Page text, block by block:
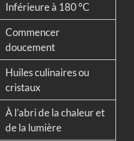
Inférieure à 180 °C
Commencer
doucement
Huiles culinaires ou
cristaux
À l’abri de la chaleur et
de la lumière